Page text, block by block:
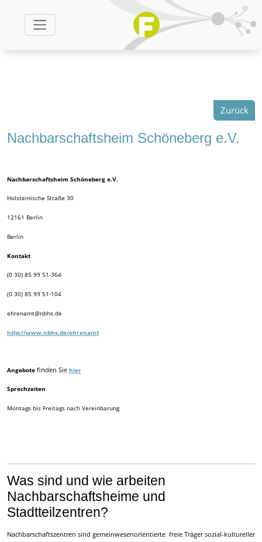
Zurück
Nachbarschaftsheim Schöneberg e.V.
Nachbarschaftsheim Schöneberg e.V.
Holsteinische Straße 30
12161 Berlin
Berlin
Kontakt
(0 30) 85 99 51-364
(0 30) 85 99 51-104
ehrenamt@nbhs.de
http://www.nbhs.de/ehrenamt
Angebotefinden Sie hier
Sprechzeiten
Montags bis Freitags nach Vereinbarung
Was sind und wie arbeiten
Nachbarschaftsheime und
Stadtteilzentren?
Nachbarschaftszentren sind gemeinwesenorientierte freie Träger sozial-kultureller